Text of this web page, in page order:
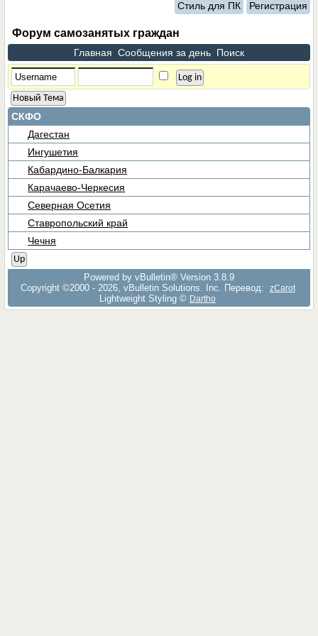
Стиль для ПК Регистрация
Форум самозанятых граждан
Главная Сообщения за день Поиск
Новый Тема
СКФО
Дагестан
Ингушетия
Кабардино-Балкария
Карачаево-Черкесия
Северная Осетия
Ставропольский край
Чечня
Up
Powered by vBulletin® Version 3.8.9
Copyright ©2000 - 2026, vBulletin Solutions, Inc. Перевод:
zCarot
Lightweight Styling © Dartho